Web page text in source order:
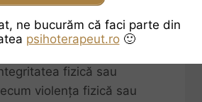
psihică dacă am trecut
fizică sau
violența fizică sau
ne bucurăm că faci parte din
psihoterapeut.ro 🙂